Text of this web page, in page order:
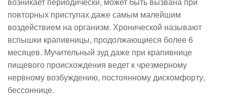
повторных приступах даже самым малейшим
воздействием на организм. Хронической называют
вспышки крапивницы, продолжающиеся более 6
месяцев. Мучительный зуд даже при крапивнице
пищевого происхождения ведет к чрезмерному
нервному возбуждению, постоянному дискомфорту,
бессоннице.